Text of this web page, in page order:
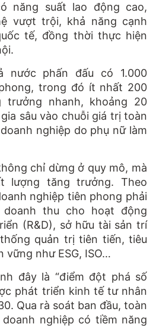
năng suất lao động cao,
vượt trội, khả năng cạnh
tế, đồng thời thực hiện
nước phấn đấu có 1.000
trong đó ít nhất 200
trưởng nhanh, khoảng 20
sâu vào chuỗi giá trị toàn
nghiệp do phụ nữ làm
chỉ dừng ở quy mô, mà
lượng tăng trưởng. Theo
nghiệp tiên phong phải
thu cho hoạt động
(R&D), sở hữu tài sản trí
quản trị tiên tiến, tiêu
vững như ESG, ISO…
đây là “điểm đột phá số
phát triển kinh tế tư nhân
Qua rà soát ban đầu, toàn
nghiệp có tiềm năng